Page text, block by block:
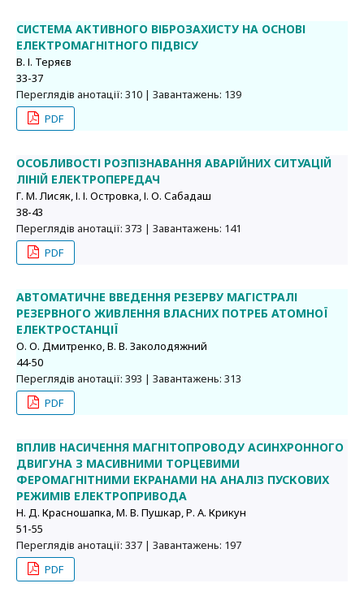
СИСТЕМА АКТИВНОГО ВІБРОЗАХИСТУ НА ОСНОВІ
ЕЛЕКТРОМАГНІТНОГО ПІДВІСУ
В. І. Теряєв
33-37
Переглядів анотації: 310 | Завантажень: 139
PDF
ОСОБЛИВОСТІ РОЗПІЗНАВАННЯ АВАРІЙНИХ СИТУАЦІЙ
ЛІНІЙ ЕЛЕКТРОПЕРЕДАЧ
Г. М. Лисяк, І. І. Островка, І. О. Сабадаш
38-43
Переглядів анотації: 373 | Завантажень: 141
PDF
АВТОМАТИЧНЕ ВВЕДЕННЯ РЕЗЕРВУ МАГІСТРАЛІ
РЕЗЕРВНОГО ЖИВЛЕННЯ ВЛАСНИХ ПОТРЕБ АТОМНОЇ
ЕЛЕКТРОСТАНЦІЇ
О. О. Дмитренко, В. В. Заколодяжний
44-50
Переглядів анотації: 393 | Завантажень: 313
PDF
ВПЛИВ НАСИЧЕННЯ МАГНІТОПРОВОДУ АСИНХРОННОГО
ДВИГУНА З МАСИВНИМИ ТОРЦЕВИМИ
ФЕРОМАГНІТНИМИ ЕКРАНАМИ НА АНАЛІЗ ПУСКОВИХ
РЕЖИМІВ ЕЛЕКТРОПРИВОДА
Н. Д. Красношапка, М. В. Пушкар, Р. А. Крикун
51-55
Переглядів анотації: 337 | Завантажень: 197
PDF